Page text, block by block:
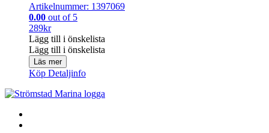
Artikelnummer: 1397069
0.00 out of 5
289kr
Lägg till i önskelista
Lägg till i önskelista
Läs mer
Köp Detaljinfo